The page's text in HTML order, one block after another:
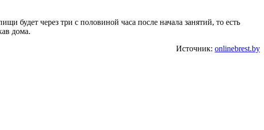
будет через три с половиной часа после начала занятий, то есть
дома.
Источник: onlinebrest.by